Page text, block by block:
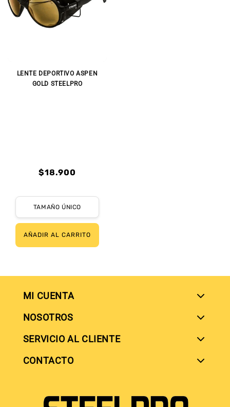
LENTE DEPORTIVO ASPEN
GOLD STEELPRO
Precio
$18.900
habitual
de
TAMAÑO ÚNICO
AÑADIR AL CARRITO
SIGUENOS EN
CONTACTO
SERVICIO AL CLIENTE
NOSOTROS
MI CUENTA